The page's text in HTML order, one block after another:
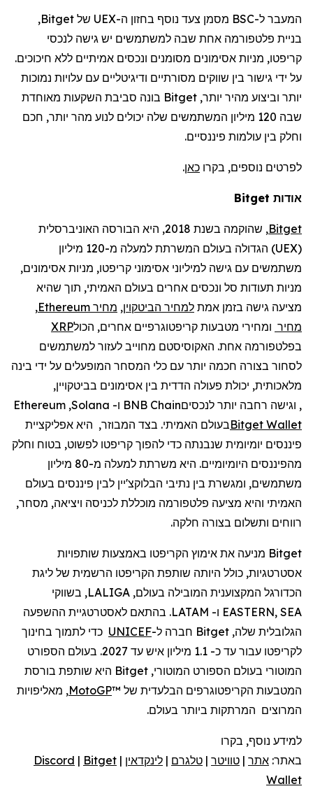
המעבר ל-BSC מסמן צעד נוסף בחזון ה-UEX של Bitget,
בניית פלטפורמה אחת שבה למשתמשים יש גישה לנכסי
קריפטו, מניות אסימונים מסומנים ונכסים אמיתיים ללא חיכוכים.
על ידי גישור בין שווקים מסורתיים ודיגיטליים עם עלויות נמוכות
יותר וביצוע מהיר יותר, Bitget בונה סביבת
השקעות מאוחדת
שבה 120 מיליון המשתמשים שלה יכולים לנוע מהר יותר, חכם
וחלק בין עולמות פיננסיים.
לפרטים נוספים, בקרו כאן.
אודות Bitget
Bitget
, שהוקמה
בשנת 2018, היא הבורסה האוניברסלית
(
UEX
) הגדולה בעולם המשרתת למעלה מ-120
מיליון
משתמשים עם גישה למיליוני אסימוני קריפטו, מניות אסימונים,
מניות תעודות סל ונכסים אחרים בעולם האמיתי, תוך שהיא
מציעה גישה בזמן אמת למחיר הביטקוין, מחיר Ethereum
,
מחיר
XRPומחירי מטבעות קריפטוגרפיים אחרים, הכול
בפלטפורמה אחת. האקוסיסטם מחוייב לעזור למשתמשים
לסחור בצורה חכמה יותר עם כלי המסחר המופעלים על ידי בינה
מלאכותית, יכולת פעולה הדדית בין אסימונים בביטקויין,
Ethereum ,Solana ו- BNB Chain, וגישה רחבה יותר לנכסים
בעולם האמיתי. בצד המבוזר,Bitget Wallet
היא אפליקציית
פיננסים יומיומית שנבנתה כדי להפוך קריפטו לפשוט, בטוח וחלק
מהפיננסים היומיומיים. היא משרתת למעלה מ-80
מיליון
משתמשים, ומגשרת בין נתיבי הבלוקצ'יין לבין פיננסים בעולם
האמיתי והיא מציעה פלטפורמה מוכללת לכניסה ויציאה, מסחר,
רווחים ותשלום בצורה חלקה.
Bitget מניעה את אימוץ הקריפטו באמצעות שותפויות
אסטרטגיות, כולל היותה שותפת הקריפטו הרשמית של ליגת
הכדורגל המקצוענית המובילה בעולם, LALIGA, בשווקי
EASTERN, SEA ו- LATAM. בהתאם לאסטרטגיית ההשפעה
הגלובלית שלה, Bitget חברה ל-
UNICEF כדי לתמוך בחינוך
לקריפטו עבור עד כ- 1.1 מיליון איש עד 2027. בעולם הספורט
המוטורי בעולם הספורט המוטורי, Bitget היא שותפת בורסת
המטבעות הקריפטוגרפים הבלעדית של ™MotoGP, מאליפויות
המרוצים המרתקות ביותר בעולם.
למידע נוסף, בקרו
באתר: אתר | טוויטר | טלגרם | לינקדאין |
Discord | Bitget
Wallet